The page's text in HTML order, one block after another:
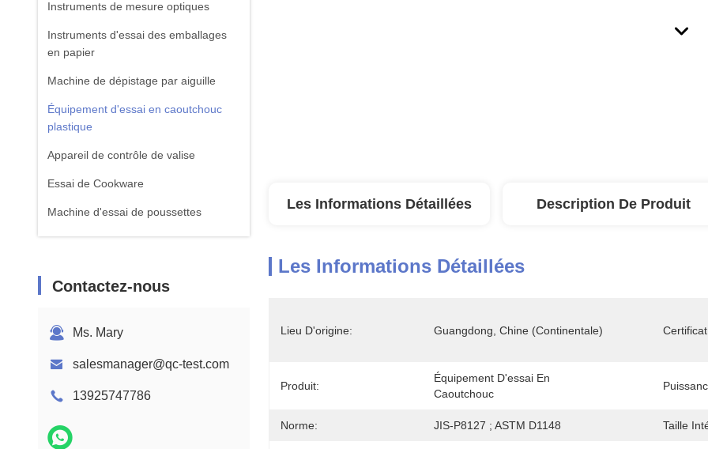
Instruments de mesure optiques
Instruments d'essai des emballages
en papier
Machine de dépistage par aiguille
Équipement d'essai en caoutchouc
plastique
Appareil de contrôle de valise
Essai de Cookware
Machine d'essai de poussettes
équipement d'essai de textile
Machine d'analyse chimique
Contactez-nous
Ms. Mary
salesmanager@qc-test.com
13925747786
Les Informations Détaillées Description De Produit
Les Informations Détaillées
Lieu D'origine: Guangdong, Chine (continentale)
Produit:
Équipement D'essai En
Caoutchouc
Norme: JIS-P8127 ; ASTM D1148 Taille